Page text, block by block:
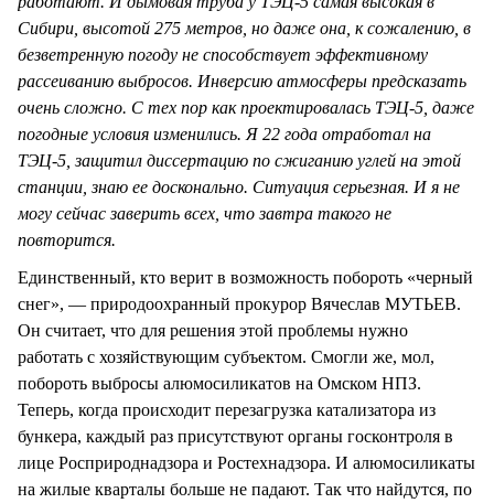
Сибири, высотой 275 метров, но даже она, к сожалению, в
безветренную погоду не способствует эффективному
рассеиванию выбросов. Инверсию атмосферы предсказать
очень сложно. С тех пор как проектировалась ТЭЦ-5, даже
погодные условия изменились. Я 22 года отработал на
ТЭЦ-5, защитил диссертацию по сжиганию углей на этой
станции, знаю ее досконально. Ситуация серьезная. И я не
могу сейчас заверить всех, что завтра такого не
повторится.
Единственный, кто верит в возможность побороть «черный
снег», — природоохранный прокурор Вячеслав МУТЬЕВ.
Он считает, что для решения этой проблемы нужно
работать с хозяйствующим субъектом. Смогли же, мол,
побороть выбросы алюмосиликатов на Омском НПЗ.
Теперь, когда происходит перезагрузка катализатора из
бункера, каждый раз присутствуют органы госконтроля в
лице Росприроднадзора и Ростехнадзора. И алюмосиликаты
на жилые кварталы больше не падают. Так что найдутся, по